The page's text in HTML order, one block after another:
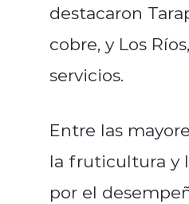
destacaron
cobre, y Los
servicios.
Entre las
la fruticultura y
por el